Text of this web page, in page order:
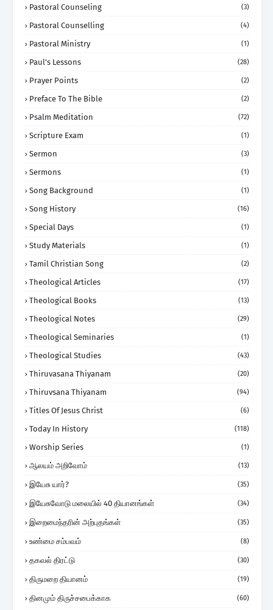
Pastoral Counseling (3)
Pastoral Counselling (4)
Pastoral Ministry (1)
Paul's Lessons (28)
Prayer Points (2)
Preface To The Bible (2)
Psalm Meditation (72)
Scripture Exam (1)
Sermon (3)
Sermons (1)
Song Background (1)
Song History (16)
Special Days (1)
Study Materials (1)
Tamil Christian Song (2)
Theological Articles (17)
Theological Books (13)
Theological Notes (29)
Theological Seminaries (1)
Theological Studies (43)
Thiruvasana Thiyanam (20)
Thiruvsana Thiyanam (94)
Titles Of Jesus Christ (6)
Today In History (118)
Worship Series (1)
ஆலயம் அறிவோம் (13)
இயேசு யார்? (35)
இயேசுவோடு மலையில் 40 தியானங்கள் (34)
இறைமைந்தரின் அற்புதங்கள் (35)
உண்மை சம்பவம் (8)
தகவல் திரட்டு (30)
திருமறை தியானம் (19)
தினமும் திருச்சபைக்காக (60)